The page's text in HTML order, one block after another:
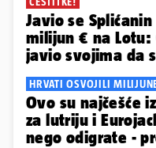
Javio se
milijun € na Lotu:
javio svojima da
HRVATI OSVOJILI
Ovo su najčešće
za lutriju i
nego odigrate -